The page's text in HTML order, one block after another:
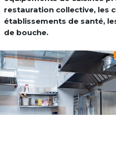
restauration collective, les
établissements de santé,
de bouche.